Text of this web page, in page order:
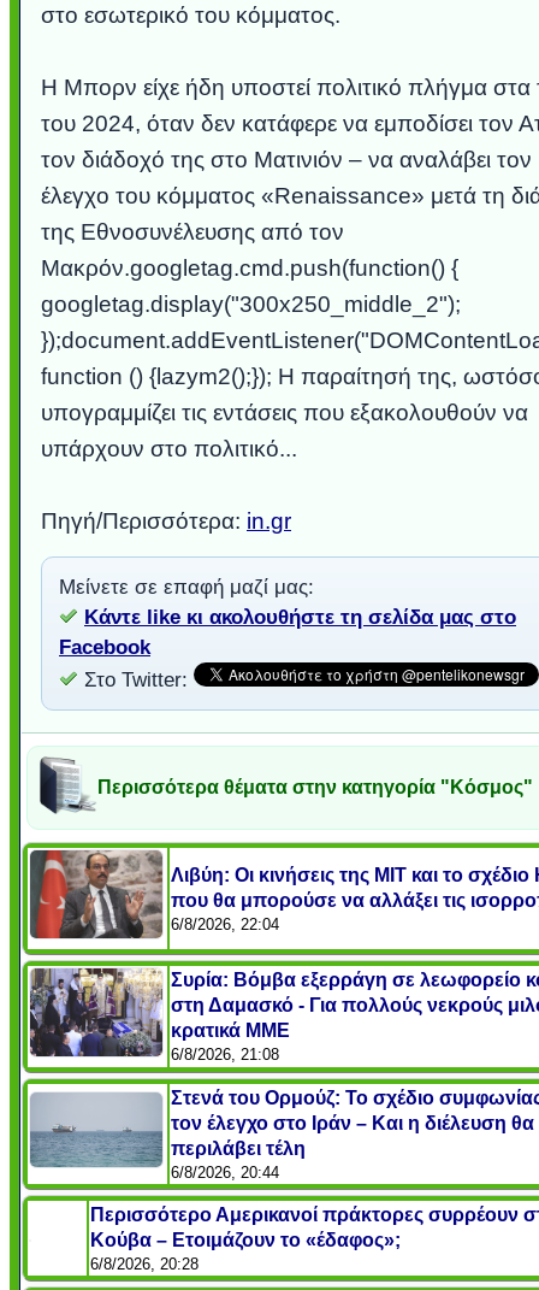
στο εσωτερικό του κόμματος.
Η Μπορν είχε ήδη υποστεί πολιτικό πλήγμα στα
του 2024, όταν δεν κατάφερε να εμποδίσει τον
τον διάδοχό της στο Ματινιόν – να αναλάβει τον
έλεγχο του κόμματος «Renaissance» μετά τη
της Εθνοσυνέλευσης από τον
Μακρόν.googletag.cmd.push(function() {
googletag.display("300x250_middle_2");
function () {lazym2();}); Η παραίτησή της,
υπογραμμίζει τις εντάσεις που εξακολουθούν να
υπάρχουν στο πολιτικό...
Πηγή/Περισσότερα: in.gr
Μείνετε σε επαφή μαζί μας:
Κάντε like κι ακολουθήστε τη σελίδα μας στο
Facebook
Στο Twitter:
Περισσότερα θέματα στην κατηγορία "Κόσμος"
Λιβύη: Οι κινήσεις της ΜΙΤ και το
που θα μπορούσε να αλλάξει τις
6/8/2026, 22:04
Συρία: Βόμβα εξερράγη σε λεωφορείο
στη Δαμασκό - Για πολλούς νεκρούς
κρατικά ΜΜΕ
6/8/2026, 21:08
Στενά του Ορμούζ: Το σχέδιο συμφωνίας
τον έλεγχο στο Ιράν – Και η διέλευση θα
περιλάβει τέλη
6/8/2026, 20:44
Περισσότερο Αμερικανοί πράκτορες συρρέουν
Κούβα – Ετοιμάζουν το «έδαφος»;
6/8/2026, 20:28